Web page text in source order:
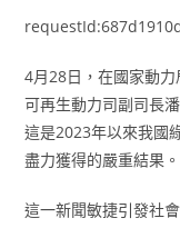
4月28日，在國家動
可再生動力司副司長
這是2023年以來我國
盡力獲得的嚴重結果。
這一新聞敏捷引發社